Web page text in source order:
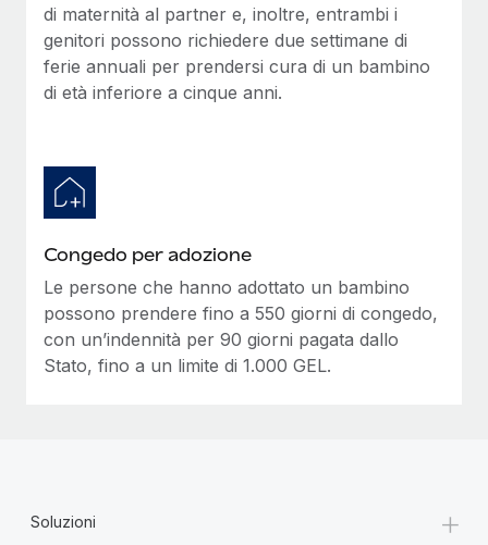
di maternità al partner e, inoltre, entrambi i
genitori possono richiedere due settimane di
ferie annuali per prendersi cura di un bambino
di età inferiore a cinque anni.
Congedo per adozione
Le persone che hanno adottato un bambino
possono prendere fino a 550 giorni di congedo,
con un’indennità per 90 giorni pagata dallo
Stato, fino a un limite di 1.000 GEL.
Soluzioni +